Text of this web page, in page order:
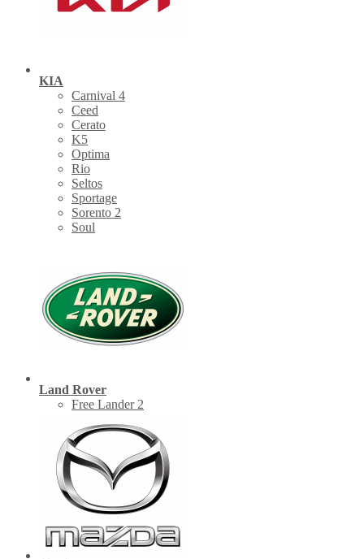
KIA
Carnival 4
Ceed
Cerato
K5
Optima
Rio
Seltos
Sportage
Sorento 2
Soul
Land Rover
Free Lander 2